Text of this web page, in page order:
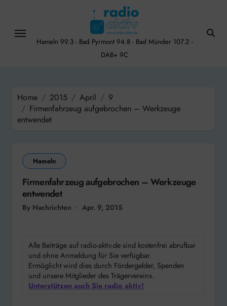
content
Hameln 99.3 - Bad Pyrmont 94.8 - Bad Münder 107.2 -
DAB+ 9C
Home 2015 April
9
Firmenfahrzeug aufgebrochen – Werkzeuge
entwendet
Hameln
Firmenfahrzeug aufgebrochen – Werkzeuge
entwendet
By Nachrichten Apr. 9, 2015
Alle Beiträge auf radio-aktiv.de sind kostenfrei abrufbar
und ohne Anmeldung für Sie verfügbar.
Ermöglicht wird dies durch Fördergelder, Spenden
und unsere Mitglieder des Trägervereins.
Unterstützen auch Sie radio aktiv!